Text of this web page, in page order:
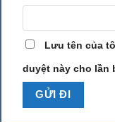
Dịch vụ cung cấp phụ
Dịch vụ sửa chữa bảo
hành, bảo trì
Lưu tên của
duyệt này cho lần